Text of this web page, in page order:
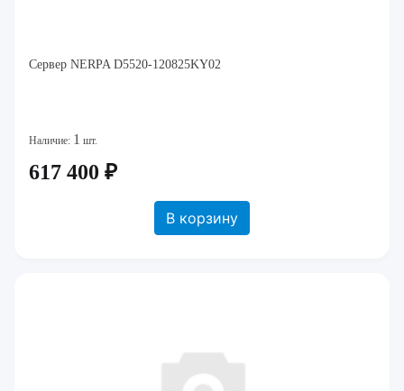
Сервер NERPA D5520-120825KY02
Наличие: 1 шт.
617 400 ₽
В корзину